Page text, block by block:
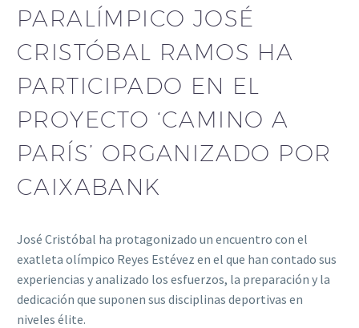
PARALÍMPICO JOSÉ
CRISTÓBAL RAMOS HA
PARTICIPADO EN EL
PROYECTO ‘CAMINO A
PARÍS’ ORGANIZADO POR
CAIXABANK
José Cristóbal ha protagonizado un encuentro con el
exatleta olímpico Reyes Estévez en el que han contado sus
experiencias y analizado los esfuerzos, la preparación y la
dedicación que suponen sus disciplinas deportivas en
niveles élite.